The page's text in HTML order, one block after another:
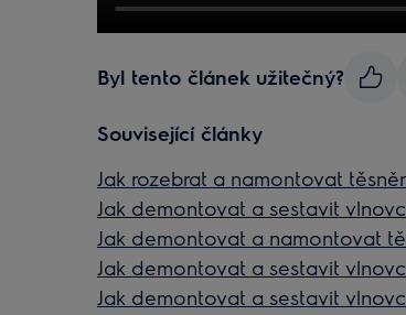
Byl tento článek užitečný?
Související články
Jak rozebrat a namontovat
Jak demontovat a sestavit
Jak demontovat a namontovat
Jak demontovat a sestavit
Jak demontovat a sestavit